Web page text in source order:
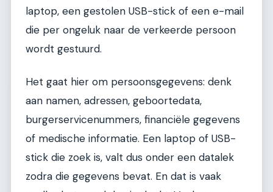
laptop, een gestolen USB-stick of een e-mail
die per ongeluk naar de verkeerde persoon
wordt gestuurd.
Het gaat hier om persoonsgegevens: denk
aan namen, adressen, geboortedata,
burgerservicenummers, financiële gegevens
of medische informatie. Een laptop of USB-
stick die zoek is, valt dus onder een datalek
zodra die gegevens bevat. En dat is vaak